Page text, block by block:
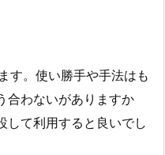
す。使い勝手や手法はも
合わないがありますか
して利用すると良いでし